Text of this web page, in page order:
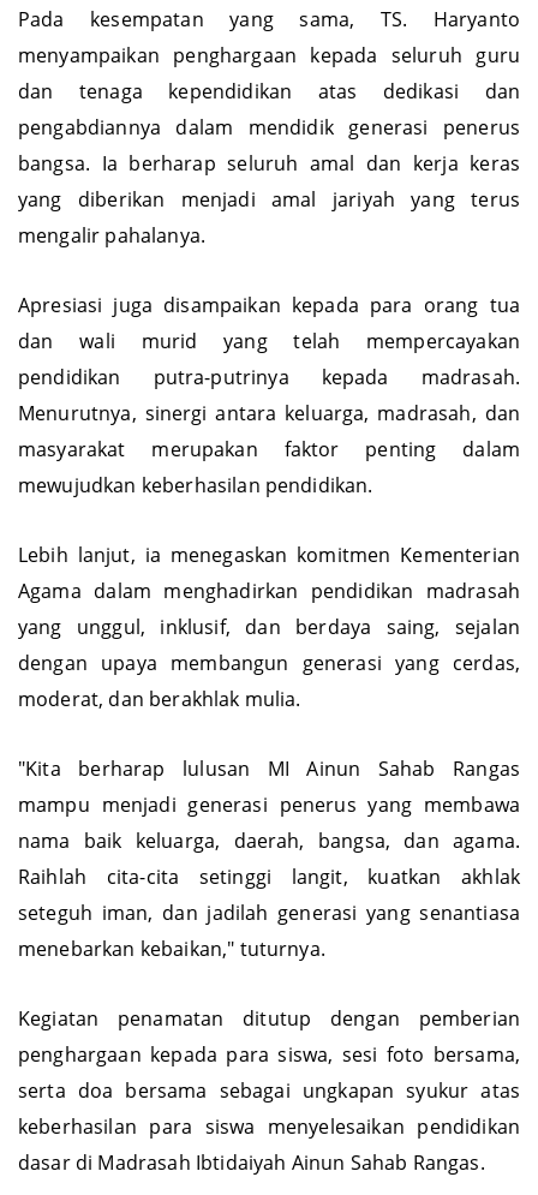
Pada kesempatan yang sama, TS. Haryanto
menyampaikan penghargaan kepada seluruh guru
dan tenaga kependidikan atas dedikasi dan
pengabdiannya dalam mendidik generasi penerus
bangsa. Ia berharap seluruh amal dan kerja keras
yang diberikan menjadi amal jariyah yang terus
Apresiasi juga disampaikan kepada para orang tua
dan wali murid yang telah mempercayakan
pendidikan putra-putrinya kepada madrasah.
Menurutnya, sinergi antara keluarga, madrasah, dan
masyarakat merupakan faktor penting dalam
Lebih lanjut, ia menegaskan komitmen Kementerian
Agama dalam menghadirkan pendidikan madrasah
yang unggul, inklusif, dan berdaya saing, sejalan
dengan upaya membangun generasi yang cerdas,
"Kita berharap lulusan MI Ainun Sahab Rangas
mampu menjadi generasi penerus yang membawa
nama baik keluarga, daerah, bangsa, dan agama.
Raihlah cita-cita setinggi langit, kuatkan akhlak
seteguh iman, dan jadilah generasi yang senantiasa
Kegiatan penamatan ditutup dengan pemberian
penghargaan kepada para siswa, sesi foto bersama,
serta doa bersama sebagai ungkapan syukur atas
keberhasilan para siswa menyelesaikan pendidikan